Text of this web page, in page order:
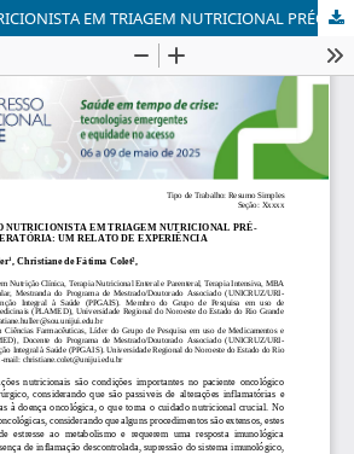
ATUAÇÃO DO NUTRICIONISTA EM TRIAGEM NUTRICIONAL PRÉOPERATÓRIA: UM RELATO DE EXPERIÊNCIA